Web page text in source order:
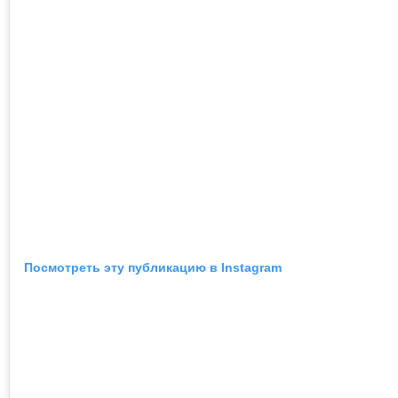
Посмотреть эту публикацию в Instagram